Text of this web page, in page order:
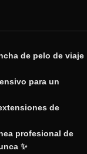
de pelo de viaje
para un
de
profesional de
✨